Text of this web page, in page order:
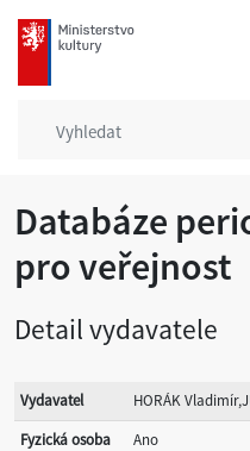
mkcr.cz
Databáze
pro veřejnost
Detail vydavatele
Vydavatel
HORÁK
Fyzická osoba
Ano